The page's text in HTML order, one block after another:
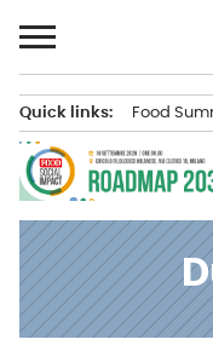
al
contenuto
principale
Quick links: Food